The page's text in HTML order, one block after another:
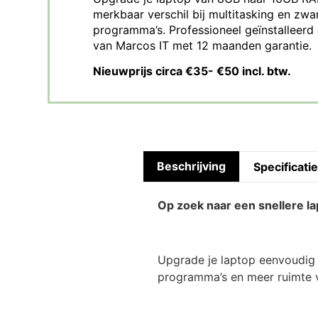
merkbaar verschil bij multitasking en
programma’s. Professioneel
van Marcos IT met 12 maanden garantie.
Nieuwprijs circa €35- €50 incl. btw.
Beschrijving
Op zoek naar een snellere
Upgrade je laptop eenvoudig
programma’s en meer